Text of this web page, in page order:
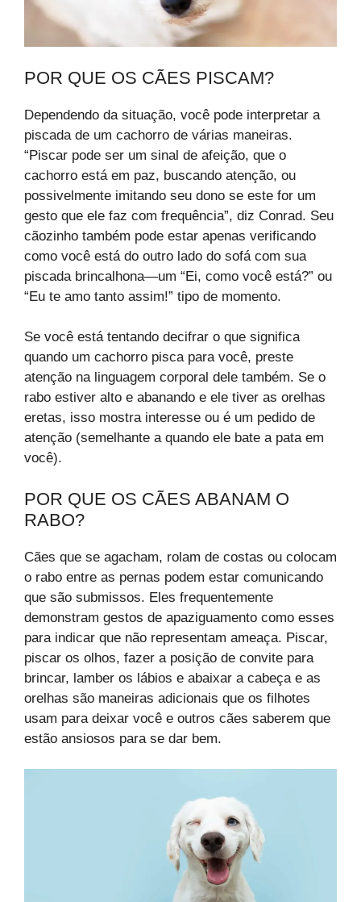
POR QUE OS CÃES PISCAM?
Dependendo da situação, você pode interpretar a
piscada de um cachorro de várias maneiras.
“Piscar pode ser um sinal de afeição, que o
cachorro está em paz, buscando atenção, ou
possivelmente imitando seu dono se este for um
gesto que ele faz com frequência”, diz Conrad. Seu
cãozinho também pode estar apenas verificando
como você está do outro lado do sofá com sua
piscada brincalhona—um “Ei, como você está?” ou
“Eu te amo tanto assim!” tipo de momento.
Se você está tentando decifrar o que significa
quando um cachorro pisca para você, preste
atenção na linguagem corporal dele também. Se o
rabo estiver alto e abanando e ele tiver as orelhas
eretas, isso mostra interesse ou é um pedido de
atenção (semelhante a quando ele bate a pata em
você).
POR QUE OS CÃES ABANAM O
RABO?
Cães que se agacham, rolam de costas ou colocam
o rabo entre as pernas podem estar comunicando
que são submissos. Eles frequentemente
demonstram gestos de apaziguamento como esses
para indicar que não representam ameaça. Piscar,
piscar os olhos, fazer a posição de convite para
brincar, lamber os lábios e abaixar a cabeça e as
orelhas são maneiras adicionais que os filhotes
usam para deixar você e outros cães saberem que
estão ansiosos para se dar bem.